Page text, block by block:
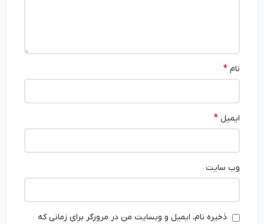
ایمیل*
وب‌ سایت
ذخیره نام، ایمیل و وبسایت من در مرورگر برای زمانی که